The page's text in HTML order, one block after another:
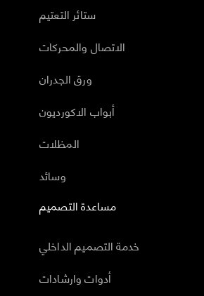
ستائر التعتيم
الاتصال والمحركات
ورق الجدران
أبواب الاكورديون
المظلات
وسائد
مساعدة التصميم
خدمة التصميم الداخلي
أدوات وارشادات